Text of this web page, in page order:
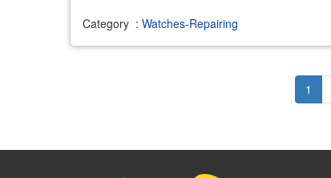
Category : Watches-Repairing
page
1